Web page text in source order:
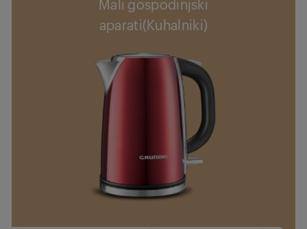
Mali gospodinjski
aparati(Kuhalniki)